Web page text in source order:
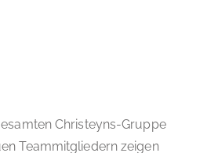
Christeyns-Gruppe
Teammitgliedern zeigen